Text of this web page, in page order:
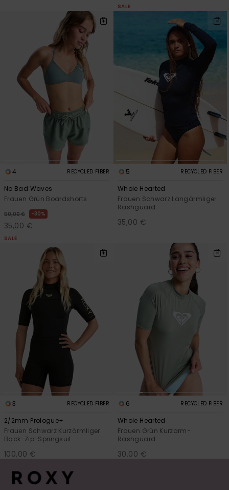
SALE
4 RECYCLED FIBER
No Bad Waves
Frauen Grün Boardshorts
50,00 € 30%
35,00 €
SALE
5 RECYCLED FIBER
Whole Hearted
Frauen Schwarz Langärmliger
Rashguard
35,00 €
3 RECYCLED FIBER
2/2mm Prologue+
Frauen Schwarz Kurzärmliger
Back-Zip-Springsuit
100,00 €
6 RECYCLED FIBER
Whole Hearted
Frauen Grün Kurzarm-
Rashguard
30,00 €